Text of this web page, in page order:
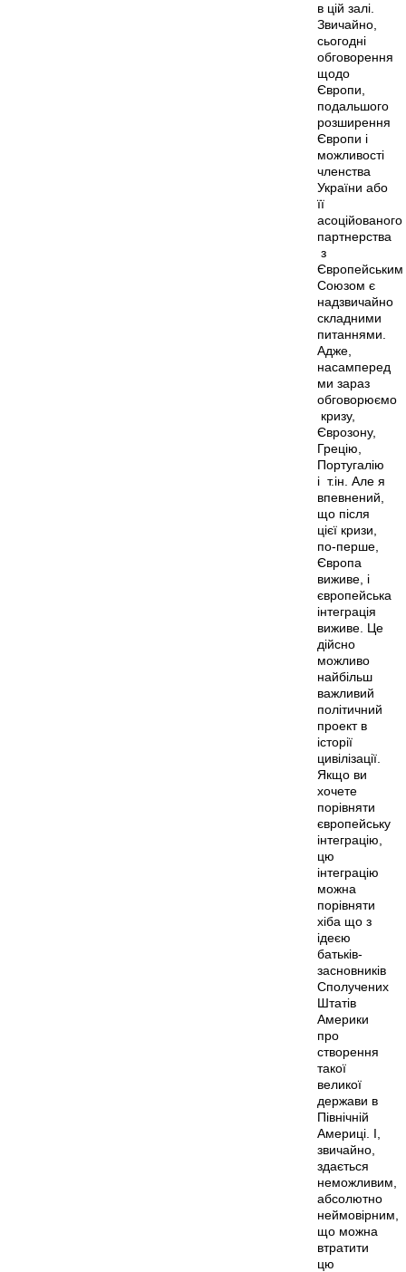
в цій залі.
Звичайно,
сьогодні
обговорення
щодо
Європи,
подальшого
розширення
Європи і
можливості
членства
України або
її
асоційованого
партнерства
з
Європейським
Союзом є
надзвичайно
складними
питаннями.
Адже,
насамперед
ми зараз
обговорюємо
кризу,
Єврозону,
Грецію,
Португалію
і т.ін. Але я
впевнений,
що після
цієї кризи,
по-перше,
Європа
виживе, і
європейська
інтеграція
виживе. Це
дійсно
можливо
найбільш
важливий
політичний
проект в
історії
цивілізації.
Якщо ви
хочете
порівняти
європейську
інтеграцію,
цю
інтеграцію
можна
порівняти
хіба що з
ідеєю
батьків-
засновників
Сполучених
Штатів
Америки
про
створення
такої
великої
держави в
Північній
Америці. І,
звичайно,
здається
неможливим,
абсолютно
неймовірним,
що можна
втратити
цю